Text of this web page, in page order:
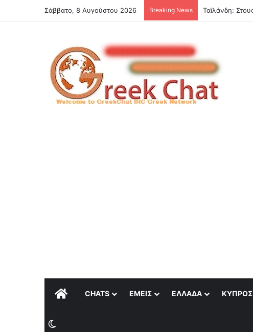
Σάββατο, 8 Αυγούστου 2026 Breaking News
ΑΡΧΙΚΉCHATS ΕΜΕΊΣ ΕΛΛΆΔΑ ΚΎΠΡΟΣ